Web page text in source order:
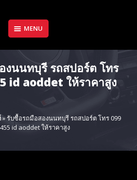
MENU
งนนทบุรี รถสปอร์ต โทร
id aoddet ให้ราคาสูง
»รับซื้อรถมือสองนนทบุรี รถสปอร์ต โทร 099
id aoddet ให้ราคาสูง